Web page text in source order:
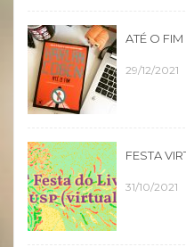
ATÉ O
29/12/2021
FESTA
31/10/2021